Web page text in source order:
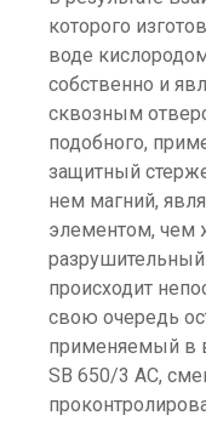
которого
воде
собственно и
сквозным
подобного,
защитный
нем магний,
элементом, чем
происходит
свою очередь
применяемый в
SB 650/3 AC,